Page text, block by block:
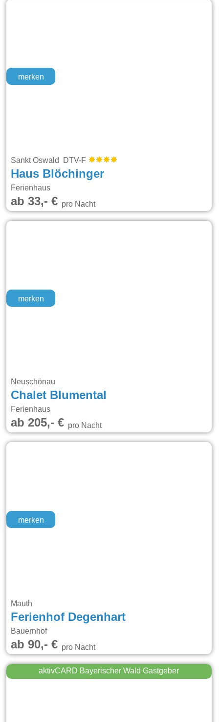
merken
Sankt Oswald DTV-F
Haus Blöchinger
Ferienhaus
ab 33,- €pro Nacht
merken
Neuschönau
Chalet Blumental
Ferienhaus
ab 205,- €pro Nacht
merken
Mauth
Ferienhof Degenhart
Bauernhof
ab 90,- €pro Nacht
aktivCARD Bayerischer Wald Gastgeber